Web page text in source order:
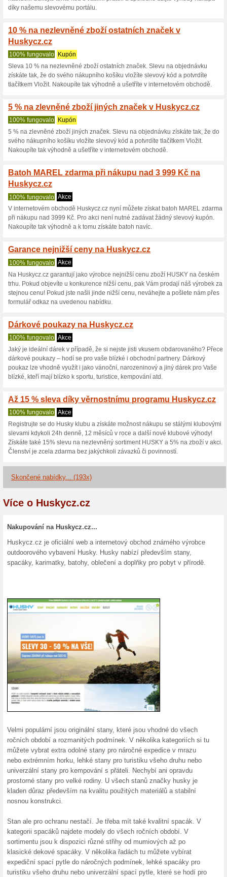
Aktuální slevy a
10 % sleva na
Využijte speciální slevový
HUSKY. Ideální příležitost
doplňků za výhodnější ceny.
abyste si užili lepší cenu na
10 % sleva na
100% fungovalo Kupón
HUSKY. Ideální příležitost
doplňků za výhodnější ceny.
abyste si užili lepší cenu na
15 % sleva na
Kupón
Sleva -15 % na všechny boty
získáte tak, že do svého
tlačítkem Vložit. Nakoupíte
5 % sleva při
100% fungovalo
5 % sleva při nákupu na
větším úsporám! Tento
nákupu. Navštivte naše
nabídek. Sdílejte tento kód s
díky našemu slevovému
10 % na nezlevněné
Huskycz.cz
100% fungovalo Kupón